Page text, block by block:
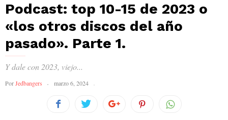
Podcast: top 10-15 de 2023 o
«los otros discos del año
pasado». Parte 1.
Y dale con 2023, viejo...
PorJedbangers marzo 6, 2024